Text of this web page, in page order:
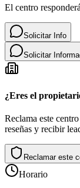
El centro
Solicitar Info
Solicitar
¿Eres el
Reclama este
reseñas y recibir
Reclamar este
Horario